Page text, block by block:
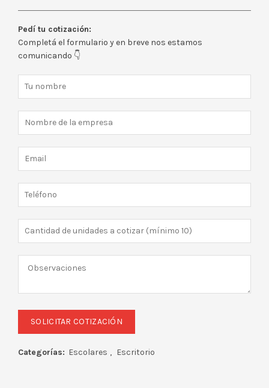
Pedí tu cotización:
Completá el formulario y en breve nos estamos
comunicando 👇
Categorías: Escolares , Escritorio